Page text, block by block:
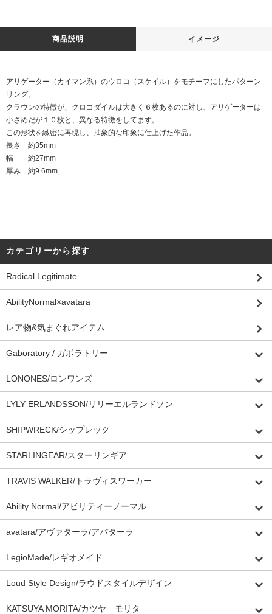
商品説明 イメージ
アリゲーター（カイマン系）のウロコ（スケイル）をモチーフにしたパターン
リング。
クラウンの特徴が、クロコダイルは大きく６枚あるのに対し、アリゲーターは
小さめだが１０枚と、異なる特徴をしてます。
この形状を緻密に再現し、抽象的な印象に仕上げた作品。
長さ 約35mm
幅 約27mm
厚み 約9.6mm
カテゴリーから探す
Radical Legitimate
AbilityNormal×avatara
レア物&気まぐれアイテム
Gaboratory / ガボラトリー
LONONES/ロンワンズ
LYLY ERLANDSSON/リリーエルランドソン
SHIPWRECK/シップレック
STARLINGEAR/スターリンギア
TRAVIS WALKER/トラヴィスワーカー
Ability Normal/アビリティーノーマル
avatara/アヴァターラ/アバターラ
LegioMade/レギオメイド
Loud Style Design/ラウドスタイルデザイン
KATSUYA MORITA/カツヤ モリタ